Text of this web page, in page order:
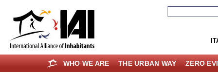
WHO WE ARE THE URBAN WAY ZERO